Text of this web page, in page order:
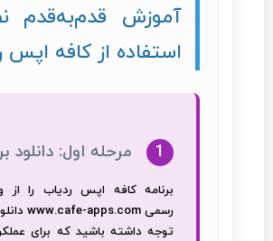
آموزش قدم‌به‌قدم
استفاده از کافه اپس
1 مرحله اول: دانلود
برنامه کافه اپس ردیاب را از
رسمی www.cafe-apps.com
توجه داشته باشید که برای